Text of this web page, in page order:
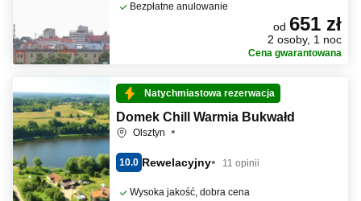
Bezpłatne anulowanie
od 651 zł
2 osoby, 1 noc
Cena gwarantowana
Natychmiastowa rezerwacja
Domek Chill Warmia Bukwałd
Olsztyn
10.0 Rewelacyjny 11 opinii
Wysoka jakość, dobra cena